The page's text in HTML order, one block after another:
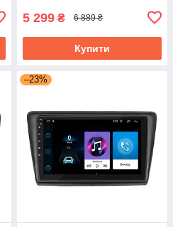
5 299 ₴ 6 889 ₴
Купити
–23%